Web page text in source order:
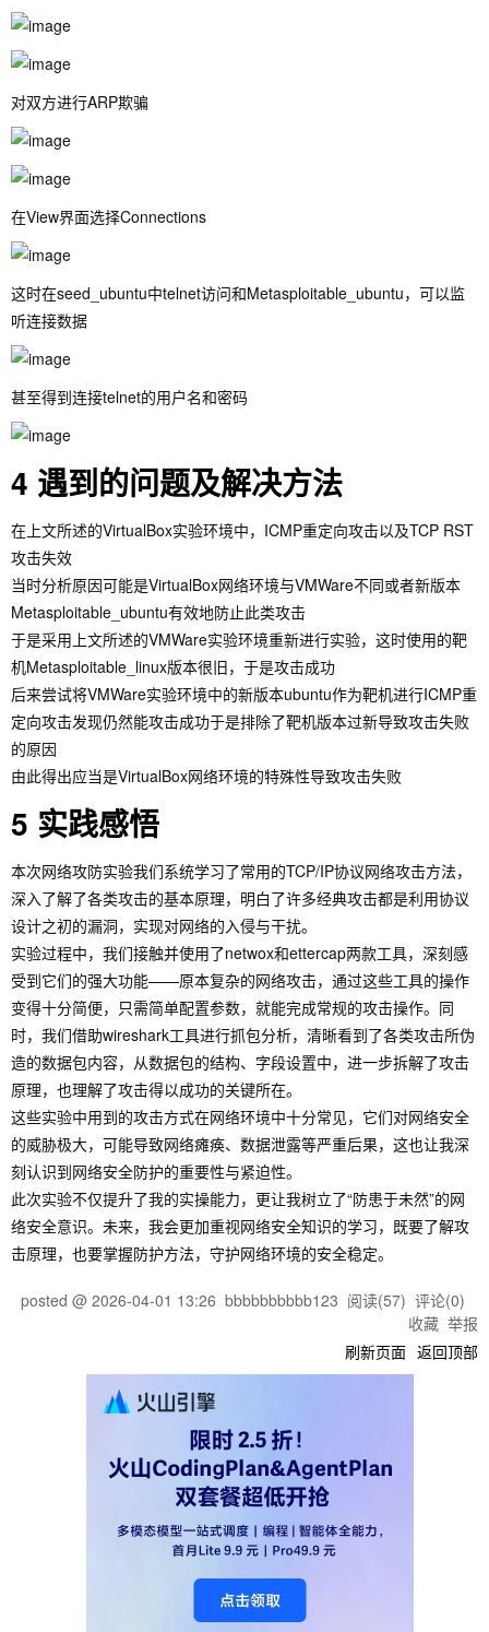
对双方进行ARP欺骗
在View界面选择Connections
这时在seed_ubuntu中telnet访问和Metasploitable_ubuntu，可以监
听连接数据
甚至得到连接telnet的用户名和密码
4 遇到的问题及解决方法
在上文所述的VirtualBox实验环境中，ICMP重定向攻击以及TCP RST
攻击失效
当时分析原因可能是VirtualBox网络环境与VMWare不同或者新版本
Metasploitable_ubuntu有效地防止此类攻击
于是采用上文所述的VMWare实验环境重新进行实验，这时使用的靶
机Metasploitable_linux版本很旧，于是攻击成功
后来尝试将VMWare实验环境中的新版本ubuntu作为靶机进行ICMP重
定向攻击发现仍然能攻击成功于是排除了靶机版本过新导致攻击失败
的原因
由此得出应当是VirtualBox网络环境的特殊性导致攻击失败
5 实践感悟
本次网络攻防实验我们系统学习了常用的TCP/IP协议网络攻击方法，
深入了解了各类攻击的基本原理，明白了许多经典攻击都是利用协议
设计之初的漏洞，实现对网络的入侵与干扰。
实验过程中，我们接触并使用了netwox和ettercap两款工具，深刻感
受到它们的强大功能——原本复杂的网络攻击，通过这些工具的操作
变得十分简便，只需简单配置参数，就能完成常规的攻击操作。同
时，我们借助wireshark工具进行抓包分析，清晰看到了各类攻击所伪
造的数据包内容，从数据包的结构、字段设置中，进一步拆解了攻击
原理，也理解了攻击得以成功的关键所在。
这些实验中用到的攻击方式在网络环境中十分常见，它们对网络安全
的威胁极大，可能导致网络瘫痪、数据泄露等严重后果，这也让我深
刻认识到网络安全防护的重要性与紧迫性。
此次实验不仅提升了我的实操能力，更让我树立了“防患于未然”的网
络安全意识。未来，我会更加重视网络安全知识的学习，既要了解攻
击原理，也要掌握防护方法，守护网络环境的安全稳定。
posted @ 2026-04-01 13:26 bbbbbbbbbb123 阅读(57) 评论(0)
收藏 举报
刷新页面 返回顶部